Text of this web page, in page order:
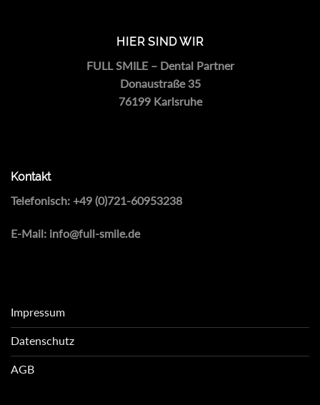
HIER SIND WIR
FULL SMILE – Dental Partner
Donaustraße 35
76199 Karlsruhe
Kontakt
Telefonisch: +49 (0)721-60953238
E-Mail: info@full-smile.de
Impressum
Datenschutz
AGB